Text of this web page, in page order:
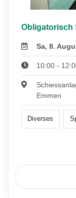
Obligatorisch
Sa, 8.
10:00 -
Emmen
Diverses